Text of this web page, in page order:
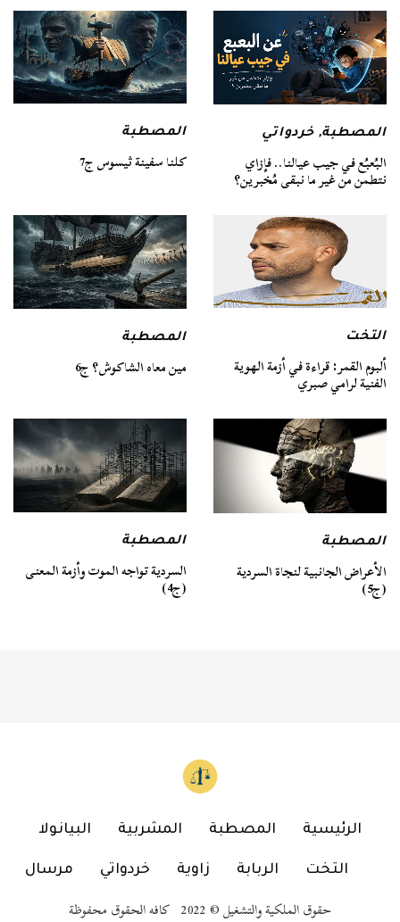
المصطبة,خردواتي
البُعبُع في جيب عيالنا.. فإزاي
نتطمن من غير ما نبقى مُخبرين؟
المصطبة
كلنا سفينة ثيسوس ج7
التخت
ألبوم القمر: قراءة في أزمة الهوية
الفنية لرامي صبري
المصطبة
مين معاه الشاكوش؟ ج6
المصطبة
الأعراض الجانبية لنجاة السردية
(ج5)
المصطبة
السردية تواجه الموت وأزمة المعنى
(ج4)
الرئيسية المصطبة المشربية البيانولا
التخت الربابة زاوية خردواتي مرسال
حقوق الملكية والتشغيل © 2022 كافه الحقوق محفوظة